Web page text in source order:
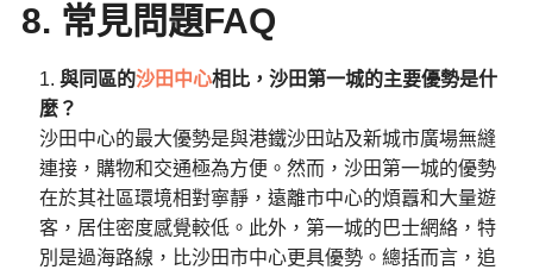
8. 常見問題FAQ
與同區的沙田中心相比，沙田第一城的主要優勢是什
麼？
沙田中心的最大優勢是與港鐵沙田站及新城市廣場無縫
連接，購物和交通極為方便。然而，沙田第一城的優勢
在於其社區環境相對寧靜，遠離市中心的煩囂和大量遊
客，居住密度感覺較低。此外，第一城的巴士網絡，特
別是過海路線，比沙田市中心更具優勢。總括而言，追